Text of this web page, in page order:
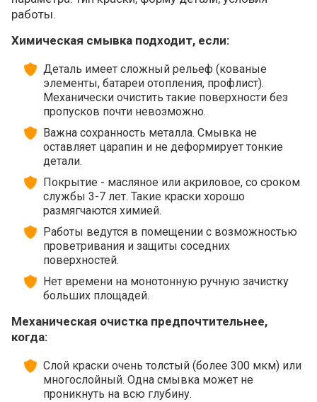
работы.
Химическая смывка подходит, если:
Деталь имеет сложный рельеф (кованые
элементы, батареи отопления, профлист).
Механически очистить такие поверхности без
пропусков почти невозможно.
Важна сохранность металла. Смывка не
оставляет царапин и не деформирует тонкие
детали.
Покрытие - масляное или акриловое, со сроком
службы 3-7 лет. Такие краски хорошо
размягчаются химией.
Работы ведутся в помещении с возможностью
проветривания и защиты соседних
поверхностей.
Нет времени на монотонную ручную зачистку
больших площадей.
Механическая очистка предпочтительнее,
когда:
Слой краски очень толстый (более 300 мкм) или
многослойный. Одна смывка может не
проникнуть на всю глубину.